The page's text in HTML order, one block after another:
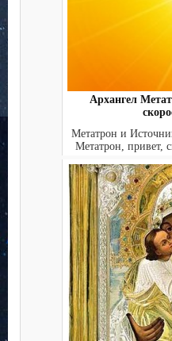
Архангел
Метатрон и
Метатрон, привет,